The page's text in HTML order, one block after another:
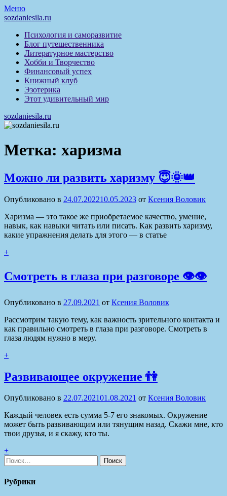
Перейти
к
Меню
sozdaniesila.ru
Психология и саморазвитие
Блог путешественника
Литературное мастерство
Хобби и Творчество
Финансовый успех
Книжный клуб
Эзотерика
Этот удивительный мир
sozdaniesila.ru
Метка: харизма
Можно ли развить харизму 😇🌞👑
Опубликовано в 24.07.202210.05.2023 от Ксения Воловик
Харизма — это такое же приобретаемое качество, умение,
навык, как навыки читать или писать. Как развить харизму,
какие упражнения делать для этого — в статье
+
Смотреть в глаза при разговоре 👁👁
Опубликовано в 27.09.2021 от Ксения Воловик
Рассмотрим такую тему, как важность зрительного контакта и
как правильно смотреть в глаза при разговоре. Смотреть в
глаза людям нужно в меру.
+
Развивающее окружение 👫
Опубликовано в 22.07.202101.08.2021 от Ксения Воловик
Каждый человек есть сумма 5-7 его знакомых. Окружение
может быть развивающим или тянущим назад. Скажи мне, кто
твои друзья, и я скажу, кто ты.
+
Найти:
Рубрики